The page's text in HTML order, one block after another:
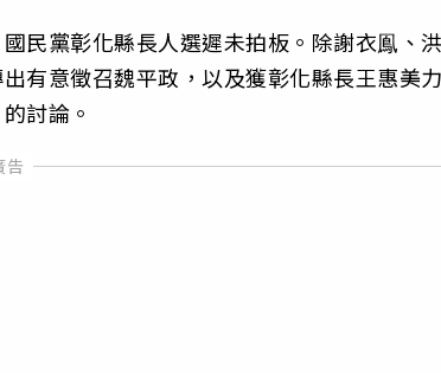
民黨彰化縣長人選遲未拍板。除謝衣鳯、
有意徵召魏平政，以及獲彰化縣長王惠美
討論。